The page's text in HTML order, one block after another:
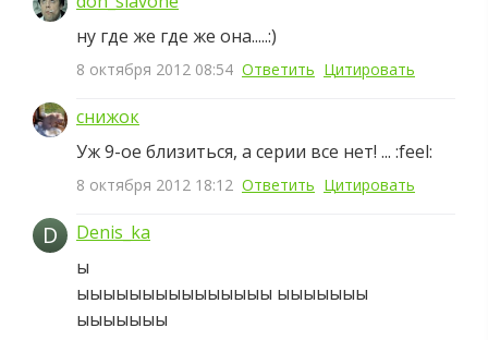
ну где же где же она.....:)
8 октября 2012 08:54 Ответить Цитировать
снижок
Уж 9-ое близиться, а серии все нет! ... :feel:
8 октября 2012 18:12 Ответить Цитировать
D
Denis_ka
ы
ыыыыыыыыыыыыыыы ыыыыыыы
ыыыыыыы